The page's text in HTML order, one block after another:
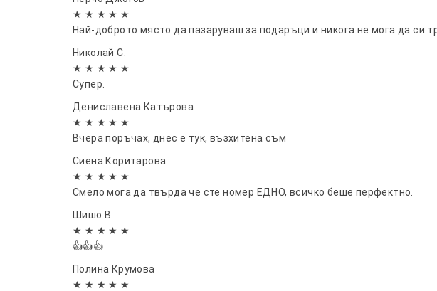
★ ★ ★ ★ ★
Най-доброто място да пазаруваш за подаръци и никога не мога да си
Николай С.
★ ★ ★ ★ ★
Супер.
Дениславена Катърова
★ ★ ★ ★ ★
Вчера поръчах, днес е тук, възхитена съм
Сиена Коритарова
★ ★ ★ ★ ★
Смело мога да твърда че сте номер ЕДНО, всичко беше перфектно.
Шишо В.
★ ★ ★ ★ ★
👍👍👍
Полина Крумова
★ ★ ★ ★ ★